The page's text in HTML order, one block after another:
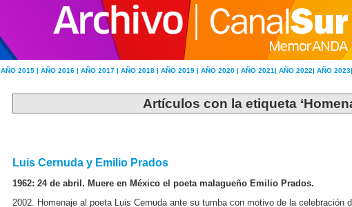
AÑO 2015 | AÑO 2016 | AÑO 2017 | AÑO 2018 | AÑO 2019 | AÑO 2020 | AÑO 2021| AÑO 2022| AÑO 2023|
Artículos con la etiqueta
Luis Cernuda y Emilio Prados
1962: 24 de abril. Muere en México el poeta malagueño Emilio Prados.
2002. Homenaje al poeta Luis Cernuda ante su tumba con motivo de la celebración